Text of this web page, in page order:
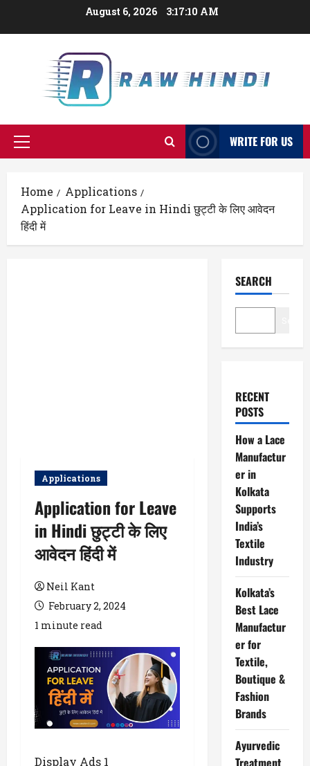
August 6, 2026 3:17:11 AM
Primary
WRITE FOR US
Home
Applications
Application for Leave in Hindi छुट्टी के लिए आवेदन
हिंदी में
Applications
Application for Leave
in Hindi छुट्टी के लिए
आवेदन हिंदी में
Neil Kant
February 2, 2024
1 minute read
Display Ads 1
SEARCH
RECENT
POSTS
How a Lace
Manufactur
er in
Kolkata
Supports
India’s
Textile
Industry
Kolkata’s
Best Lace
Manufactur
er for
Textile,
Boutique &
Fashion
Brands
Ayurvedic
Treatment